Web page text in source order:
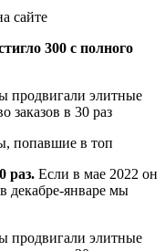
сайте
300 с полного
попавшие в топ
раз. Если в мае 2022 он
декабре-январе мы